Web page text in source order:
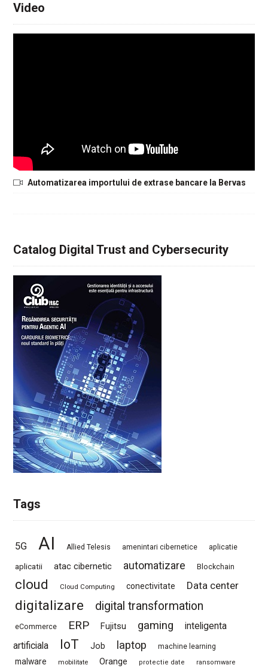
Video
Automatizarea importului de extrase bancare la Bervas
Catalog Digital Trust and Cybersecurity
Tags
5G AI Allied Telesis amenintari cibernetice aplicatie
aplicatii atac cibernetic automatizare Blockchain
cloud Cloud Computing conectivitate Data center
digitalizare digital transformation
eCommerce ERP Fujitsu gaming
inteligenta
artificiala
IoT Job laptop machine learning
malware mobilitate Orange protectie date ransomware